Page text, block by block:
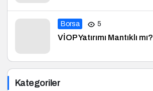
Borsa 5
VİOP Yatırımı Mantıklı mı?
Kategoriler